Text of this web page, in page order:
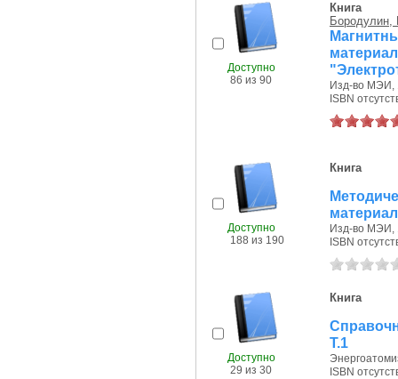
Доступно
86 из 90
Книга
Изд-во МЭИ,
ISBN
Доступно
188 из 190
Книга
Изд-во МЭИ,
ISBN
Доступно
29 из 30
Книга
Т.1
ISBN